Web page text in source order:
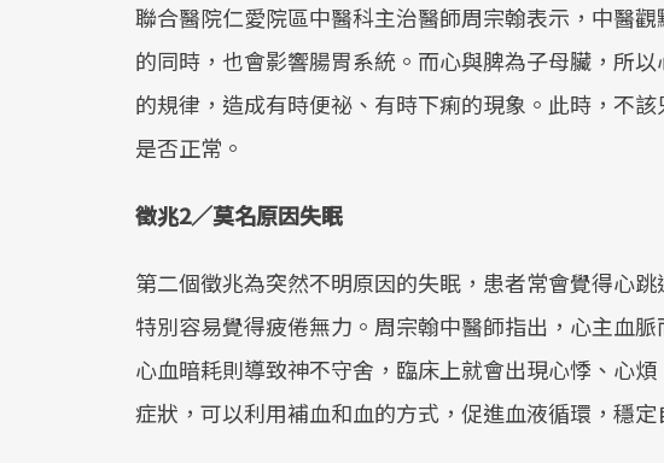
聯合醫院仁愛院區中醫科主治醫師周宗翰表示，中醫
的同時，也會影響腸胃系統。而心與脾為子母臟，所
的規律，造成有時便祕、有時下痢的現象。此時，不
是否正常。
徵兆2／莫名原因失眠
第二個徵兆為突然不明原因的失眠，患者常會覺得心
特別容易覺得疲倦無力。周宗翰中醫師指出，心主血
心血暗耗則導致神不守舍，臨床上就會出現心悸、心
症狀，可以利用補血和血的方式，促進血液循環，穩定